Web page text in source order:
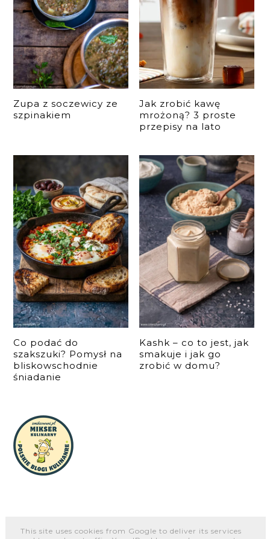
Zupa z soczewicy ze
szpinakiem
Jak zrobić kawę
mrożoną? 3 proste
przepisy na lato
Co podać do
szakszuki? Pomysł na
bliskowschodnie
śniadanie
Kashk – co to jest, jak
smakuje i jak go
zrobić w domu?
This site uses cookies from Google to deliver its services